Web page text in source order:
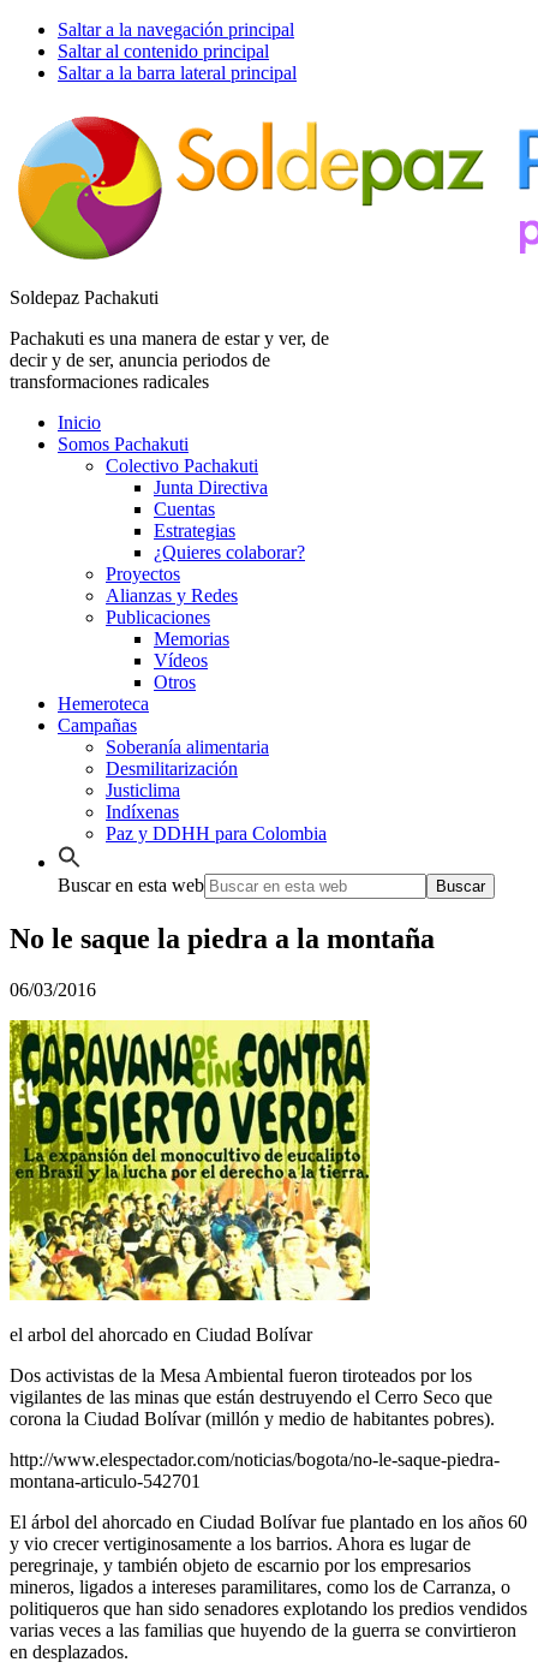
Saltar a la navegación principal
Saltar al contenido principal
Saltar a la barra lateral principal
Soldepaz Pachakuti
Pachakuti es una manera de estar y ver, de
decir y de ser, anuncia periodos de
transformaciones radicales
Inicio
Somos Pachakuti
Colectivo Pachakuti
Junta Directiva
Cuentas
Estrategias
¿Quieres colaborar?
Proyectos
Alianzas y Redes
Publicaciones
Memorias
Vídeos
Otros
Hemeroteca
Campañas
Soberanía alimentaria
Desmilitarización
Justiclima
Indíxenas
Paz y DDHH para Colombia
Buscar en esta web
No le saque la piedra a la montaña
06/03/2016
el arbol del ahorcado en Ciudad Bolívar
Dos activistas de la Mesa Ambiental fueron tiroteados por los
vigilantes de las minas que están destruyendo el Cerro Seco que
corona la Ciudad Bolívar (millón y medio de habitantes pobres).
http://www.elespectador.com/noticias/bogota/no-le-saque-piedra-
montana-articulo-542701
El árbol del ahorcado en Ciudad Bolívar fue plantado en los años 60
y vio crecer vertiginosamente a los barrios. Ahora es lugar de
peregrinaje, y también objeto de escarnio por los empresarios
mineros, ligados a intereses paramilitares, como los de Carranza, o
politiqueros que han sido senadores explotando los predios vendidos
varias veces a las familias que huyendo de la guerra se convirtieron
en desplazados.